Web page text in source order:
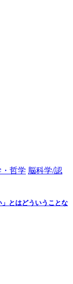
哲学 脳科学/認
とはどういうことな